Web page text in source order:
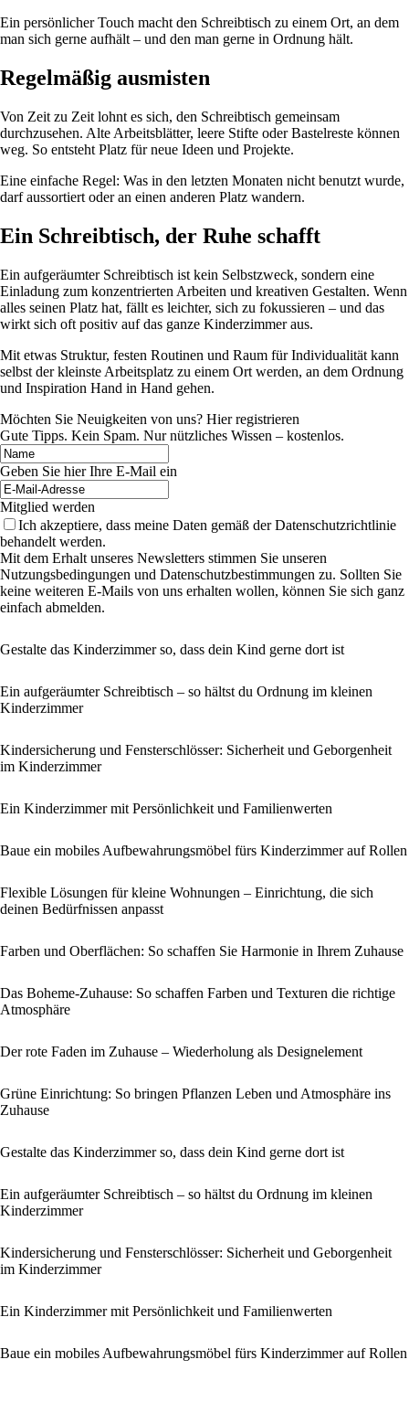
Ein persönlicher Touch macht den Schreibtisch zu einem Ort, an dem
man sich gerne aufhält – und den man gerne in Ordnung hält.
Regelmäßig ausmisten
Von Zeit zu Zeit lohnt es sich, den Schreibtisch gemeinsam
durchzusehen. Alte Arbeitsblätter, leere Stifte oder Bastelreste können
weg. So entsteht Platz für neue Ideen und Projekte.
Eine einfache Regel: Was in den letzten Monaten nicht benutzt wurde,
darf aussortiert oder an einen anderen Platz wandern.
Ein Schreibtisch, der Ruhe schafft
Ein aufgeräumter Schreibtisch ist kein Selbstzweck, sondern eine
Einladung zum konzentrierten Arbeiten und kreativen Gestalten. Wenn
alles seinen Platz hat, fällt es leichter, sich zu fokussieren – und das
wirkt sich oft positiv auf das ganze Kinderzimmer aus.
Mit etwas Struktur, festen Routinen und Raum für Individualität kann
selbst der kleinste Arbeitsplatz zu einem Ort werden, an dem Ordnung
und Inspiration Hand in Hand gehen.
Möchten Sie Neuigkeiten von uns? Hier registrieren
Gute Tipps. Kein Spam. Nur nützliches Wissen – kostenlos.
Geben Sie hier Ihre E-Mail ein
Mitglied werden
Ich akzeptiere, dass meine Daten gemäß der Datenschutzrichtlinie
behandelt werden.
Mit dem Erhalt unseres Newsletters stimmen Sie unseren
Nutzungsbedingungen und Datenschutzbestimmungen zu. Sollten Sie
keine weiteren E-Mails von uns erhalten wollen, können Sie sich ganz
einfach abmelden.
Gestalte das Kinderzimmer so, dass dein Kind gerne dort ist
Ein aufgeräumter Schreibtisch – so hältst du Ordnung im kleinen
Kinderzimmer
Kindersicherung und Fensterschlösser: Sicherheit und Geborgenheit
im Kinderzimmer
Ein Kinderzimmer mit Persönlichkeit und Familienwerten
Baue ein mobiles Aufbewahrungsmöbel fürs Kinderzimmer auf Rollen
Flexible Lösungen für kleine Wohnungen – Einrichtung, die sich
deinen Bedürfnissen anpasst
Farben und Oberflächen: So schaffen Sie Harmonie in Ihrem Zuhause
Das Boheme-Zuhause: So schaffen Farben und Texturen die richtige
Atmosphäre
Der rote Faden im Zuhause – Wiederholung als Designelement
Grüne Einrichtung: So bringen Pflanzen Leben und Atmosphäre ins
Zuhause
Gestalte das Kinderzimmer so, dass dein Kind gerne dort ist
Ein aufgeräumter Schreibtisch – so hältst du Ordnung im kleinen
Kinderzimmer
Kindersicherung und Fensterschlösser: Sicherheit und Geborgenheit
im Kinderzimmer
Ein Kinderzimmer mit Persönlichkeit und Familienwerten
Baue ein mobiles Aufbewahrungsmöbel fürs Kinderzimmer auf Rollen